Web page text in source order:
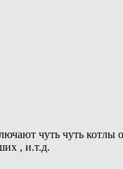
чуть чуть котлы
, и.т.д.